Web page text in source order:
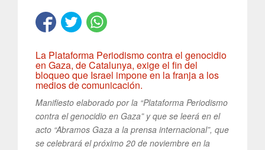
La Plataforma Periodismo contra el genocidio
en Gaza, de Catalunya, exige el fin del
bloqueo que Israel impone en la franja a los
medios de comunicación.
Manifiesto elaborado por la “Plataforma Periodismo
contra el genocidio en Gaza” y que se leerá en el
acto “Abramos Gaza a la prensa internacional”, que
se celebrará el próximo 20 de noviembre en la